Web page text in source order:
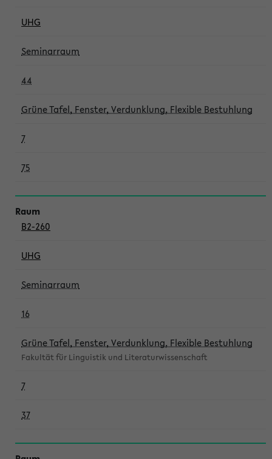
UHG
Seminarraum
44
Grüne Tafel, Fenster, Verdunklung, Flexible Bestuhlung
7
75
B2-260
UHG
Seminarraum
16
Grüne Tafel, Fenster, Verdunklung, Flexible Bestuhlung
Fakultät für Linguistik und Literaturwissenschaft
7
37